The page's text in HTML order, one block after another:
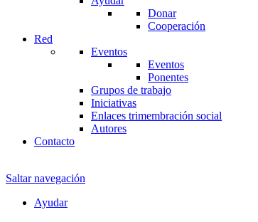
Donar
Cooperación
Red
Eventos
Eventos
Ponentes
Grupos de trabajo
Iniciativas
Enlaces trimembración social
Autores
Contacto
Saltar navegación
Ayudar